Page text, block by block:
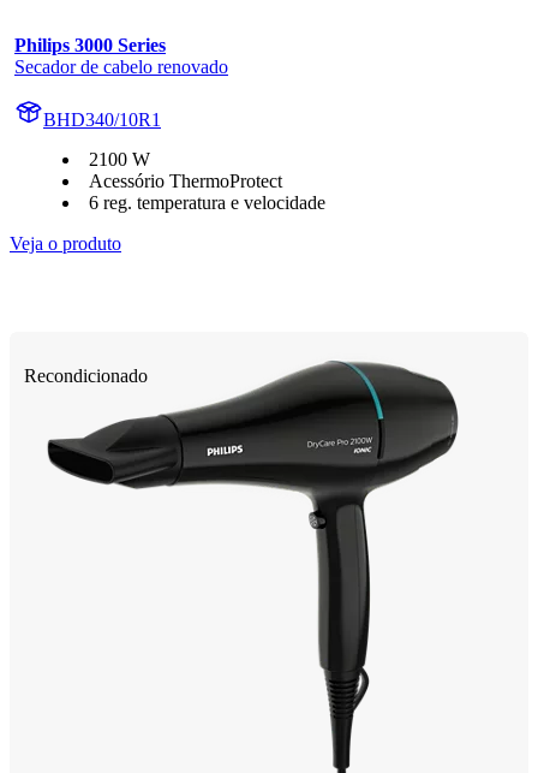
Philips 3000 Series
Secador de cabelo renovado
BHD340/10R1
2100 W
Acessório ThermoProtect
6 reg. temperatura e velocidade
Veja o produto
Recondicionado